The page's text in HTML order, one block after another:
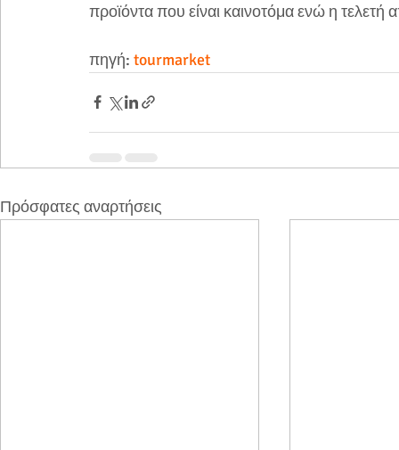
προϊόντα που είναι καινοτόμα ενώ η
πηγή: tourmarket
Πρόσφατες αναρτήσεις